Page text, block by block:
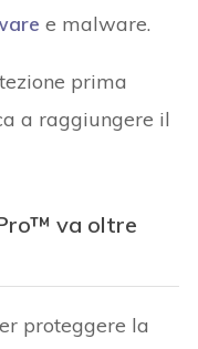
e malware.
prima
a raggiungere il
va oltre
proteggere la